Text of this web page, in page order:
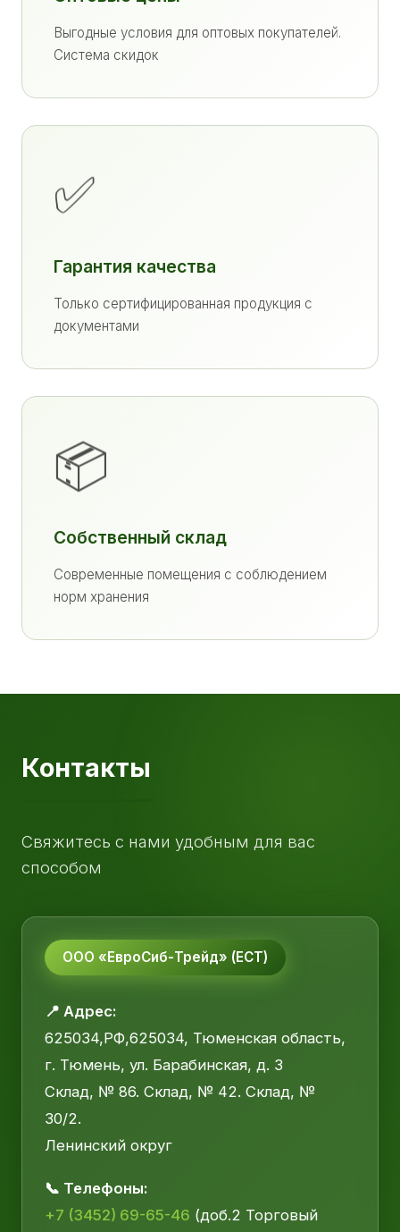
Выгодные условия для оптовых покупателей.
Система скидок
✅
Гарантия качества
Только сертифицированная продукция с
документами
📦
Собственный склад
Современные помещения с соблюдением
норм хранения
Контакты
Свяжитесь с нами удобным для вас
способом
ООО «ЕвроСиб-Трейд» (ЕСТ)
📍 Адрес:
625034,РФ,625034, Тюменская область,
г. Тюмень, ул. Барабинская, д. 3
Склад, № 86. Склад, № 42. Склад, №
30/2.
Ленинский округ
📞 Телефоны:
+7 (3452) 69-65-46 (доб.2 Торговый